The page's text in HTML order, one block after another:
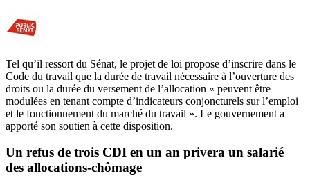
Tel qu’il ressort du Sénat, le projet de loi propose d’inscrire dans le
Code du travail que la durée de travail nécessaire à l’ouverture des
droits ou la durée du versement de l’allocation « peuvent être
modulées en tenant compte d’indicateurs conjoncturels sur l’emploi
et le fonctionnement du marché du travail ». Le gouvernement a
apporté son soutien à cette disposition.
Un refus de trois CDI en un an privera un salarié
des allocations-chômage